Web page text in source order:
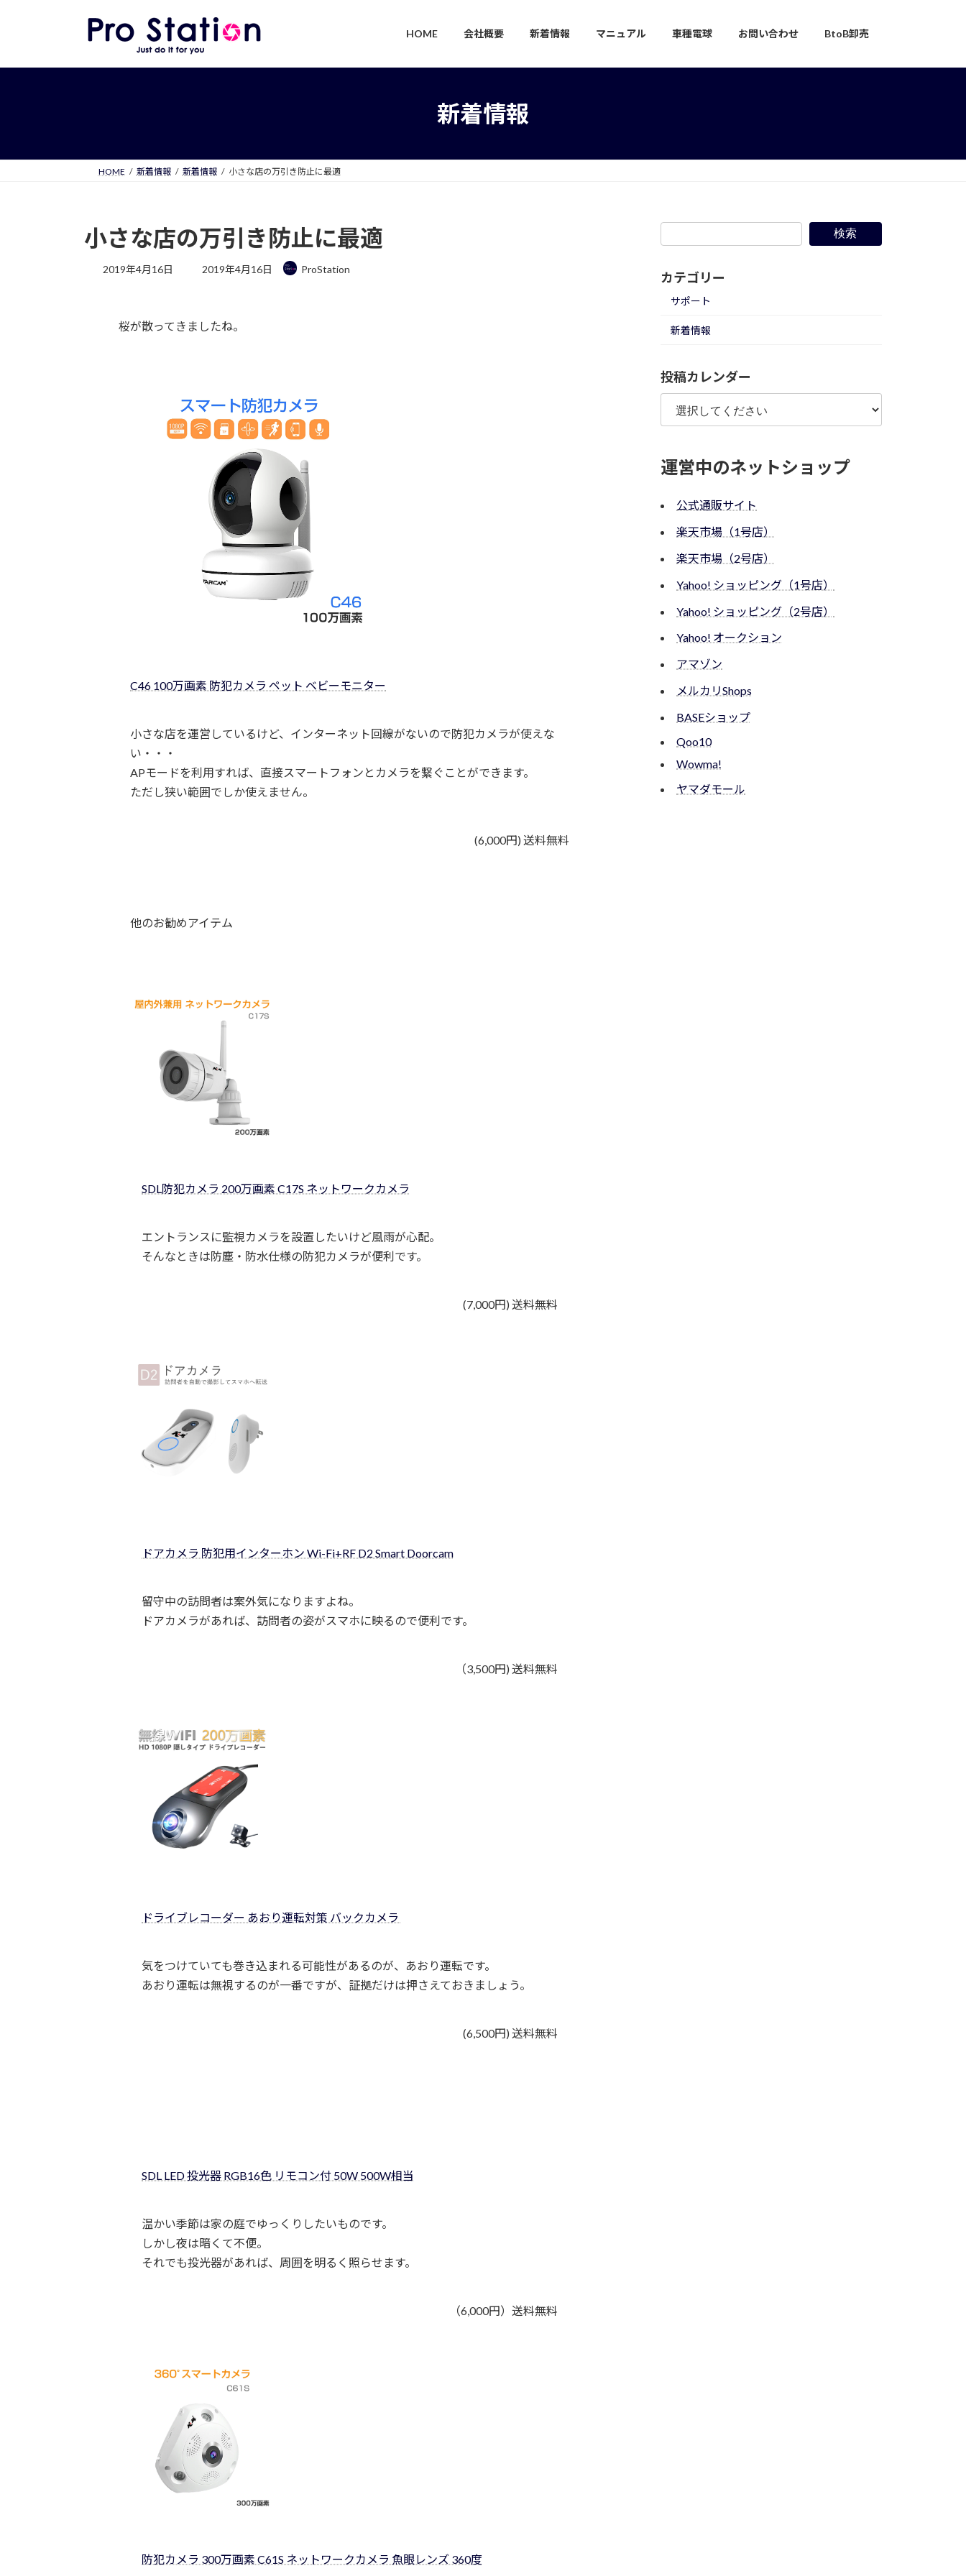
プ
動
HOME 会社概要 新着情報 マニュアル 車種電球 お問い合わせ BtoB卸売
新着情報
HOME 新着情報 新着情報 小さな店の万引き防止に最適
小さな店の万引き防止に最適
2019年4月16日
最
日
2019年4月16日 ProStation
桜が散ってきましたね。
C46 100万画素 防犯カメラ ペット ベビーモニター
小さな店を運営しているけど、インターネット回線がないので防犯カメラが使えな
い・・・
APモードを利用すれば、直接スマートフォンとカメラを繋ぐことができます。
ただし狭い範囲でしか使えません。
(6,000円) 送料無料
他のお勧めアイテム
SDL防犯カメラ 200万画素 C17S ネットワークカメラ
エントランスに監視カメラを設置したいけど風雨が心配。
そんなときは防塵・防水仕様の防犯カメラが便利です。
(7,000円) 送料無料
ドアカメラ 防犯用インターホン Wi-Fi+RF D2 Smart Doorcam
留守中の訪問者は案外気になりますよね。
ドアカメラがあれば、訪問者の姿がスマホに映るので便利です。
（3,500円) 送料無料
ドライブレコーダー あおり運転対策 バックカメラ
気をつけていても巻き込まれる可能性があるのが、あおり運転です。
あおり運転は無視するのが一番ですが、証拠だけは押さえておきましょう。
(6,500円) 送料無料
SDL LED 投光器 RGB16色 リモコン付 50W 500W相当
温かい季節は家の庭でゆっくりしたいものです。
しかし夜は暗くて不便。
それでも投光器があれば、周囲を明るく照らせます。
（6,000円）送料無料
防犯カメラ 300万画素 C61S ネットワークカメラ 魚眼レンズ 360度
検索
カテゴリー
サポート
新着情報
投稿カレンダー
運営中のネットショップ
公式通販サイト
楽天市場（1号店）
楽天市場（2号店）
Yahoo! ショッピング（1号店）
Yahoo! ショッピング（2号店）
Yahoo! オークション
アマゾン
メルカリShops
BASEショップ
Qoo10
Wowma!
ヤマダモール